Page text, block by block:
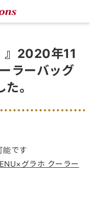
』2020年11
ラーバッグ
。
能です
グラホ クーラー